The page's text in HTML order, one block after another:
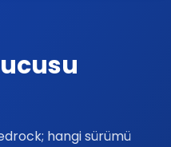
hangi sürümü